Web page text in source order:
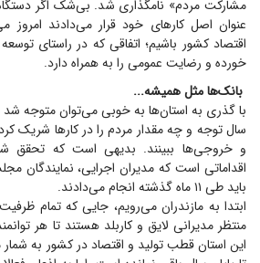
مشارکت مردم» نامگذاری شد. بی‌شک اگر
عنوان اصل کار‌های خود قرار می‌دادند امروز
اقتصاد کشور باشیم؛ اتفاقی که در راستای توسعه
خورده و رضایت عمومی را به همراه دارد.
بانک‌ها مثل همیشه...
با گذری به استان‌ها به خوبی می‌توان متوجه
سال توجه و چه مقدار مردم را در کار‌ها شریک
و خروجی‌ها ببینند. بدیهی است که تحقق
اقداماتی است که مدیران اجرایی، نمایندگان
باید طی ۱۱ ماه گذشته انجام می‌دادند.
ابتدا به مازندران می‌رویم، جایی که تمام
منتظر مدیرانی لایق و کاربلد هستند تا هر
این استان قطب تولید و اقتصاد در کشور به